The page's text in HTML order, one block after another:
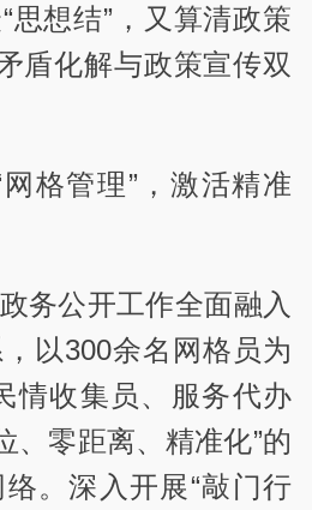
思想结”，又算清政策
盾化解与政策宣传双
格管理”，激活精准
务公开工作全面融入
以300余名网格员为
情收集员、服务代办
、零距离、精准化”的
。深入开展“敲门行